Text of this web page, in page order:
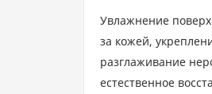
Увлажнение
за кожей,
разглаживание
естественное